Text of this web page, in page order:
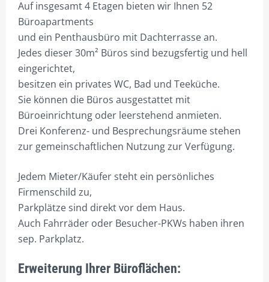
GARBSEN HEINKELSTR.3, 1.OG, 110QM BÜRO, 3 ZI. BÜRO B
GARBSEN HEINKELSTR.3A, EG, 46QM BÜRO C, TEEKÜ. FCS
GARBSEN HEINKELSTR.3A, 152QM HALLE D, OPT. BÜRO C
GARBSEN HEINKELSTR.3B, 48QM BÜRO, 2 ZI. BÜRO D
GARBSEN HEINKELSTR.3C, EG 74QM, HALLE E, 103QM BÜRO
GARBSEN BLUMENSTR.15 54QM 2 ZI. WOHNUNG MIT BALKON &
TERRASSE
HANNOVER, HAMBURGER-ALLEE 6, 42QM 1-ZI. WOHNUNG
WEITERE OBJEKTE UNTER TEL. 0511/92 00 000
FLEX-BÜROS
FLEX-HOME
FRONT-OFFICE 29/5
Auf insgesamt 4 Etagen bieten wir Ihnen 52
Büroapartments
und ein Penthausbüro mit Dachterrasse an.
Jedes dieser 30m² Büros sind bezugsfertig und hell
eingerichtet,
besitzen ein privates WC, Bad und Teeküche.
Sie können die Büros ausgestattet mit
Büroeinrichtung oder leerstehend anmieten.
Drei Konferenz- und Besprechungsräume stehen
zur gemeinschaftlichen Nutzung zur Verfügung.
Jedem Mieter/Käufer steht ein persönliches
Firmenschild zu,
Parkplätze sind direkt vor dem Haus.
Auch Fahrräder oder Besucher-PKWs haben ihren
sep. Parkplatz.
Erweiterung Ihrer Büroflächen: